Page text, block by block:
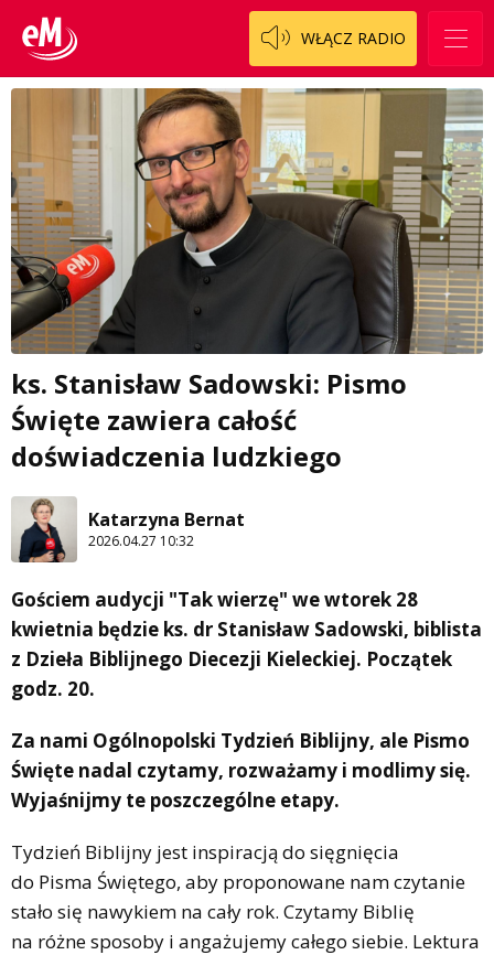
WŁĄCZ RADIO
ks. Stanisław Sadowski: Pismo
Święte zawiera całość
doświadczenia ludzkiego
Katarzyna Bernat
2026.04.27 10:32
Gościem audycji "Tak wierzę" we wtorek 28
kwietnia będzie ks. dr Stanisław Sadowski, biblista
z Dzieła Biblijnego Diecezji Kieleckiej. Początek
godz. 20.
Za nami Ogólnopolski Tydzień Biblijny, ale Pismo
Święte nadal czytamy, rozważamy i modlimy się.
Wyjaśnijmy te poszczególne etapy.
Tydzień Biblijny jest inspiracją do sięgnięcia
do Pisma Świętego, aby proponowane nam czytanie
stało się nawykiem na cały rok. Czytamy Biblię
na różne sposoby i angażujemy całego siebie. Lektura